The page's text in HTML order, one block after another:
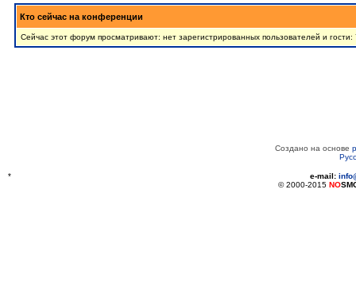
Кто сейчас на конференции
Сейчас этот форум просматривают: нет зарегистрированных пользователей и гости:
Создано на основе
* e-mail:
© 2000-2015 NO